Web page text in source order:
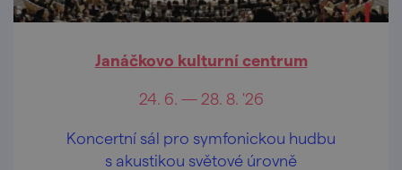
Janáčkovo kulturní centrum
24. 6. — 28. 8. '26
Koncertní sál pro symfonickou hudbu
s akustikou světové úrovně